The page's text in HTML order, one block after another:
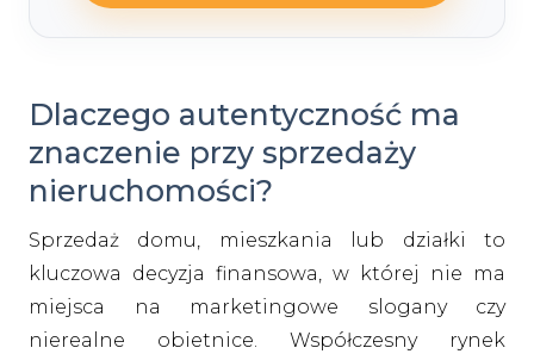
Dlaczego autentyczność ma
znaczenie przy sprzedaży
nieruchomości?
Sprzedaż domu, mieszkania lub działki to
kluczowa decyzja finansowa, w której nie ma
miejsca na marketingowe slogany czy
nierealne obietnice. Współczesny rynek